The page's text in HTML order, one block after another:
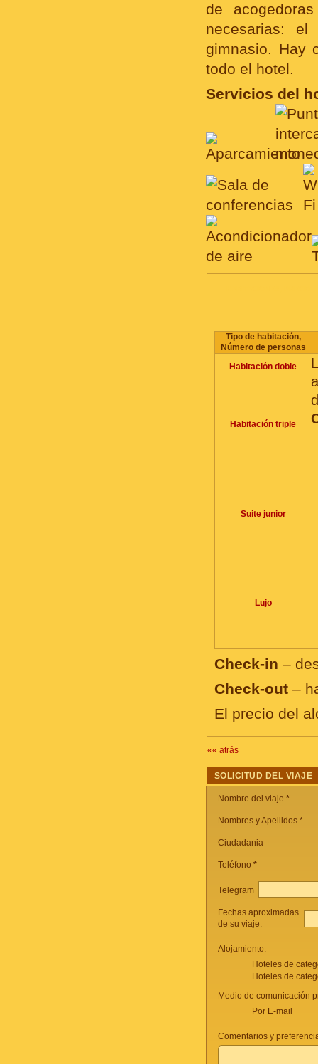
de
necesarias:
gimnasio. Hay
todo el hotel.
Servicios del
Tipo de habitación,
Número de personas
Habitación doble
Habitación triple
Suite junior
Lujo
Check-in –
Check-out –
El precio del
«« atrás
SOLICITUD DEL VIAJE
Nombre del viaje *
Nombres y Apellidos *
Ciudadania
Teléfono *
Telegram
Fechas aproximadas
de su viaje:
Alojamiento:
Hoteles de
Hoteles de
Medio de comunicación
Por E-mail
Comentarios y